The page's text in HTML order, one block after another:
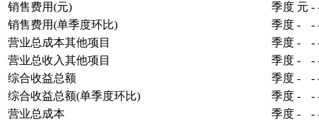
销售费用(元)
季度 元 -
销售费用(单季度环比)
季度 - -
营业总成本其他项目
季度 - -
营业总收入其他项目
季度 - -
综合收益总额
季度 - -
综合收益总额(单季度环比)
季度 - -
营业总成本
季度 - -